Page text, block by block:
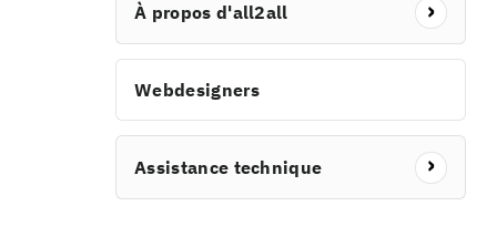
À propos d'all2all
Webdesigners
Assistance technique